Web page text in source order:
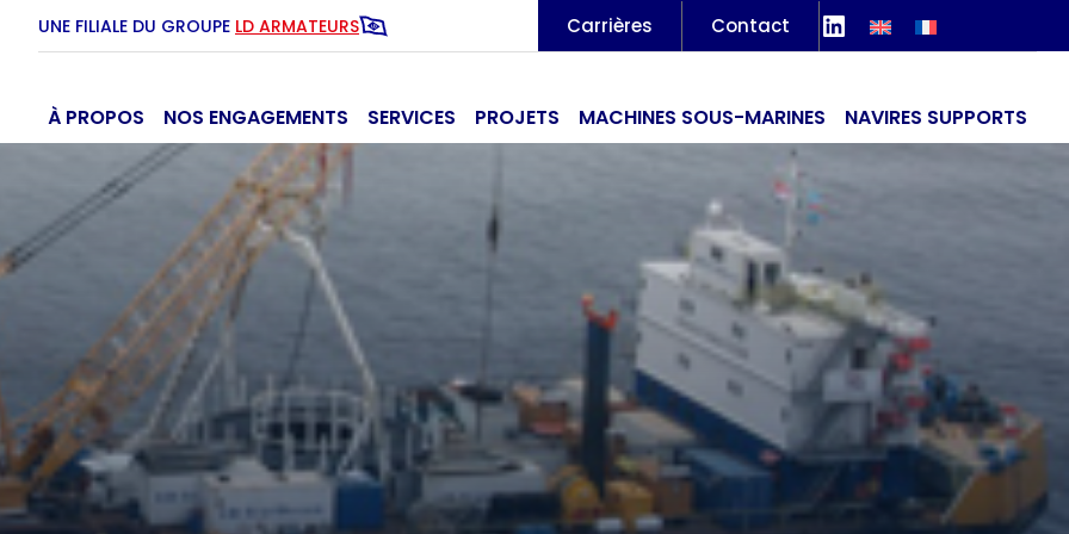
UNE FILIALE DU GROUPE LD ARMATEURS Carrières Contact LinkedIn
À PROPOS NOS ENGAGEMENTS SERVICES PROJETS MACHINES SOUS-MARINES NAVIRES SUPPORTS